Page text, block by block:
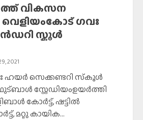
വികസന
ഗവഃ
സ്കൂൾ
2021
ഹയർ സെക്കണ്ടറി സ്‌കൂൾ
സ്റ്റേഡിയംഉയർത്തി
കോർട്ട്, ഷട്ടിൽ
മറ്റു കായിക...